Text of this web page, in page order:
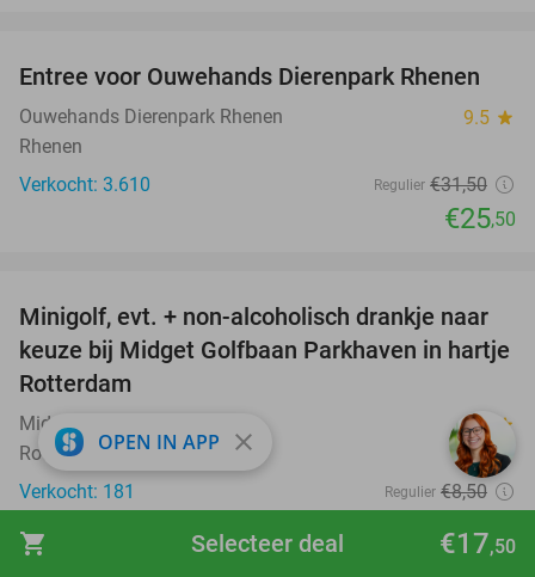
shopping_cart €17,50
Selecteer deal
19%
Entree voor Ouwehands Dierenpark Rhenen
Ouwehands Dierenpark Rhenen 9.5 star
Rhenen
Verkocht: 3.610
Regulier €31,50
€25,50
24%
Minigolf, evt. + non-alcoholisch drankje naar
keuze bij Midget Golfbaan Parkhaven in hartje
Rotterdam
Midget Golfbaan Parkhaven 8.9 star
Rotterdam (11 km)
Verkocht: 181
Regulier €8,50
€6
favorite_border
OPEN IN APP close